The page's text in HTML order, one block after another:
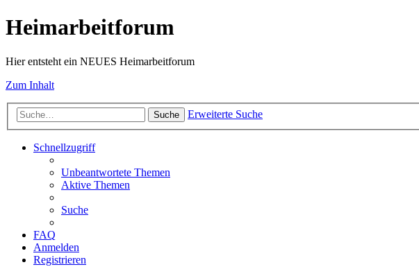
Heimarbeitforum
Hier entsteht ein NEUES Heimarbeitforum
Zum Inhalt
Suche Erweiterte Suche
Schnellzugriff
Unbeantwortete Themen
Aktive Themen
Suche
FAQ
Anmelden
Registrieren